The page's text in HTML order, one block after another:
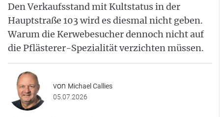
Den Verkaufsstand mit Kultstatus in der
Hauptstraße 103 wird es diesmal nicht geben.
Warum die Kerwebesucher dennoch nicht auf
die Pflästerer-Spezialität verzichten müssen.
von Michael Callies
05.07.2026